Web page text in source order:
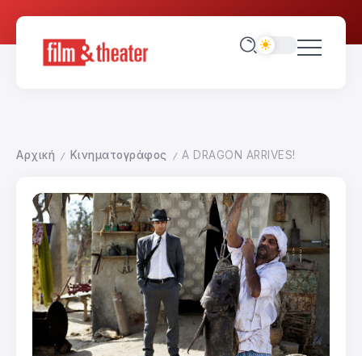
Αρχική / Κινηματογράφος / A DRAGON ARRIVES!